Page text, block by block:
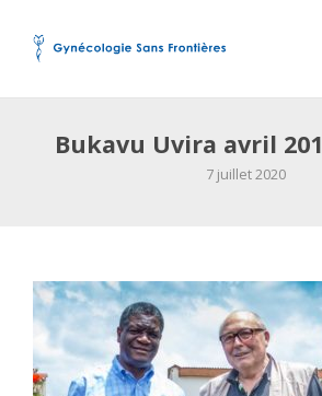
Bukavu Uvira avril
7 juillet 2020